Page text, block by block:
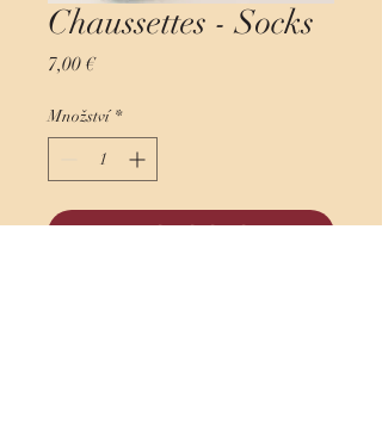
Chaussettes - Socks
7,00 €Cena
Množství *
Přidat do košíku